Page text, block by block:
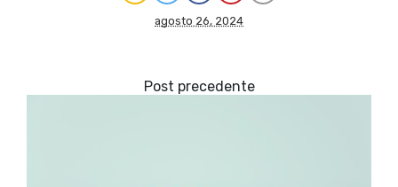
agosto 26, 2024